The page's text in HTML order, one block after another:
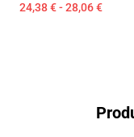
24,38 € - 28,06 €